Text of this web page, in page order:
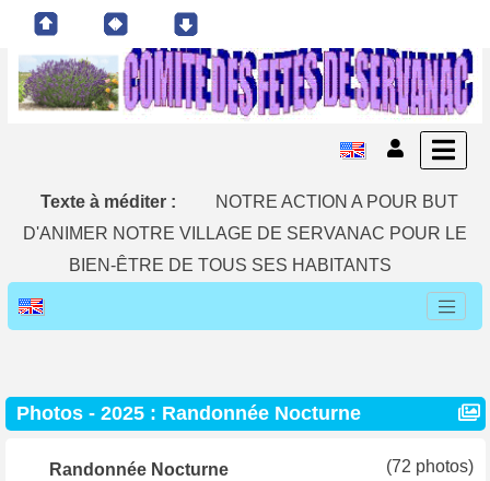
Texte à méditer :
NOTRE ACTION A POUR BUT
D'ANIMER NOTRE VILLAGE DE SERVANAC POUR LE
BIEN-ÊTRE DE TOUS SES HABITANTS
Photos - 2025 : Randonnée Nocturne
Randonnée Nocturne (72 photos)